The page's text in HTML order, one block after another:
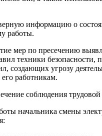
информацию о
работы.
мер по пресечению
техники безопасности,
создающих угрозу
работникам.
соблюдения
начальника смены